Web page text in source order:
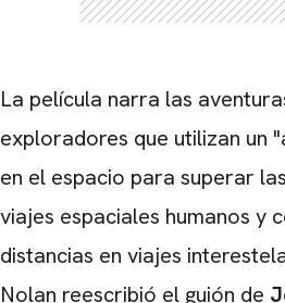
La película narra las
exploradores que utilizan un
en el espacio para superar
viajes espaciales humanos y
distancias en viajes
Nolan reescribió el guión de